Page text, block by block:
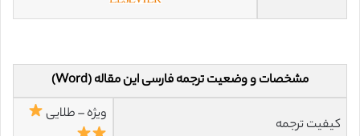
مشخصات و وضعیت ترجمه فارسی این مقاله (Word)
کیفیت ترجمه
ویژه – طلایی